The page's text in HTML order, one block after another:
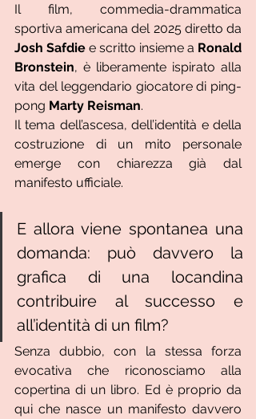
Il film, commedia-drammatica
Josh Safdie e scritto insieme a Ronald
Bronstein, è liberamente ispirato alla
vita del leggendario giocatore di ping-
pong Marty Reisman.
Il tema dell’ascesa, dell’identità e della
costruzione di un mito personale
emerge con chiarezza già dal
manifesto ufficiale.
E allora viene spontanea una
domanda: può davvero la
grafica di una locandina
contribuire al successo e
all’identità di un film?
Senza dubbio, con la stessa forza
evocativa che riconosciamo alla
copertina di un libro. Ed è proprio da
qui che nasce un manifesto davvero